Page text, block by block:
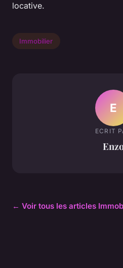
locative.
Immobilier
E
ECRIT
← Voir tous les articles